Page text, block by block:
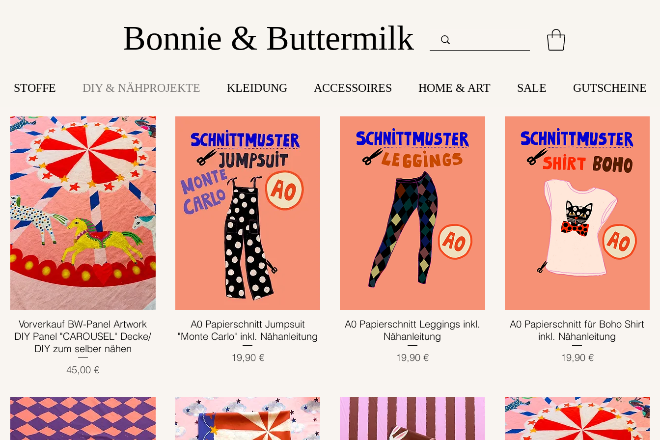
Bonnie & Buttermilk
STOFFE DIY & NÄHPROJEKTE KLEIDUNG ACCESSOIRES HOME & ART SALE GUTSCHEINE
Schnellansicht
Vorverkauf BW-Panel Artwork
DIY Panel "CAROUSEL" Decke/
DIY zum selber nähen
Preis
45,00 €
Schnellansicht
A0 Papierschnitt Jumpsuit
"Monte Carlo" inkl. Nähanleitung
Preis
19,90 €
Schnellansicht
A0 Papierschnitt Leggings inkl.
Nähanleitung
Preis
19,90 €
Schnellansicht
A0 Papierschnitt für Boho Shirt
inkl. Nähanleitung
Preis
19,90 €